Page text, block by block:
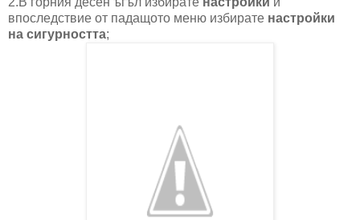
впоследствие от падащото меню избирате настройки
на сигурността;